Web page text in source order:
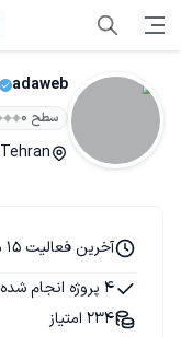
adaweb
سطح ۰
Tehran
آخرین فعالیت 15 مرداد 1405
4 پروژه انجام شده
234 امتیاز